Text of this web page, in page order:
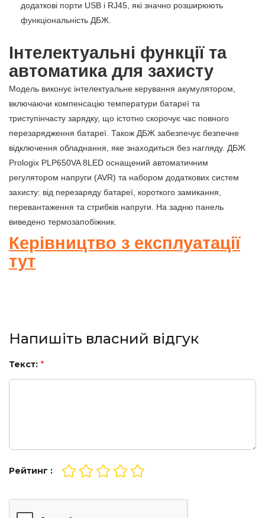
додаткові порти USB і RJ45, які значно розширюють
функціональність ДБЖ.
Інтелектуальні функції та
автоматика для захисту
Модель виконує інтелектуальне керування акумулятором,
включаючи компенсацію температури батареї та
триступінчасту зарядку, що істотно скорочує час повного
перезарядження батареї. Також ДБЖ забезпечує безпечне
відключення обладнання, яке знаходиться без нагляду. ДБЖ
Prologix PLP650VA 8LED оснащений автоматичним
регулятором напруги (AVR) та набором додаткових систем
захисту: від перезаряду батареї, короткого замикання,
перевантаження та стрибків напруги. На задню панель
виведено термозапобіжник.
Керівництво з експлуатації
тут
Напишіть власний відгук
Текст: *
Рейтинг :